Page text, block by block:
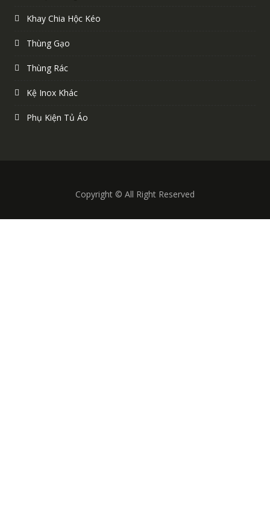
Khay Chia Hộc Kéo
Thùng Gạo
Thùng Rác
Kệ Inox Khác
Phụ Kiện Tủ Áo
Copyright © All Right Reserved